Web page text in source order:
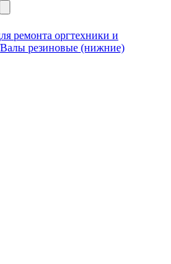
ремонта оргтехники и
Валы резиновые (нижние)